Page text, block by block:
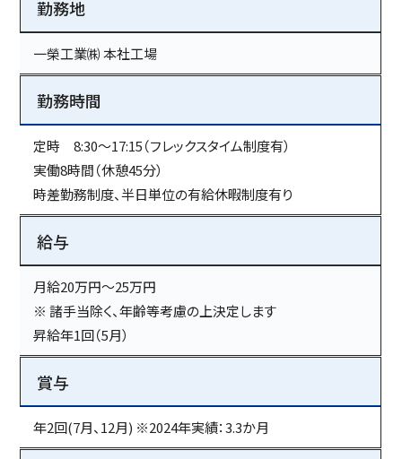
勤務地
一榮工業㈱ 本社工場
勤務時間
定時 8:30～17:15（フレックスタイム制度有）
実働8時間（休憩45分）
時差勤務制度、半日単位の有給休暇制度有り
給与
月給20万円～25万円
※ 諸手当除く、年齢等考慮の上決定します
昇給年1回（5月）
賞与
年2回(7月、12月) ※2024年実績：3.3か月